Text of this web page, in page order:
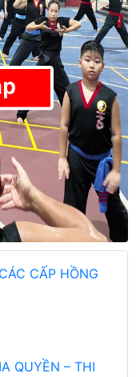
CẤP HỒNG
QUYỀN – THI